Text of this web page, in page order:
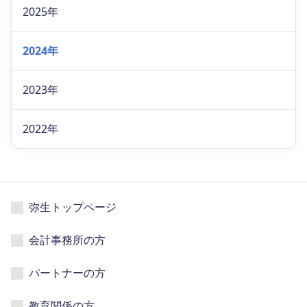
2025年
2024年
2023年
2022年
弥生トップページ
会計事務所の方
パートナーの方